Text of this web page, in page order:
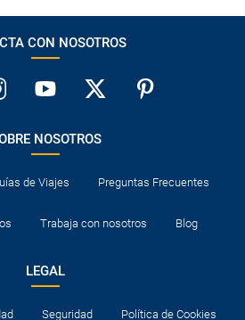
CON NOSOTROS
NOSOTROS
de Viajes Preguntas Frecuentes
Trabaja con nosotros Blog
LEGAL
Seguridad Política de Cookies